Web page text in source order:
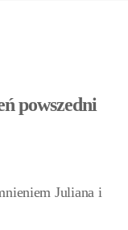
powszedni
Juliana i